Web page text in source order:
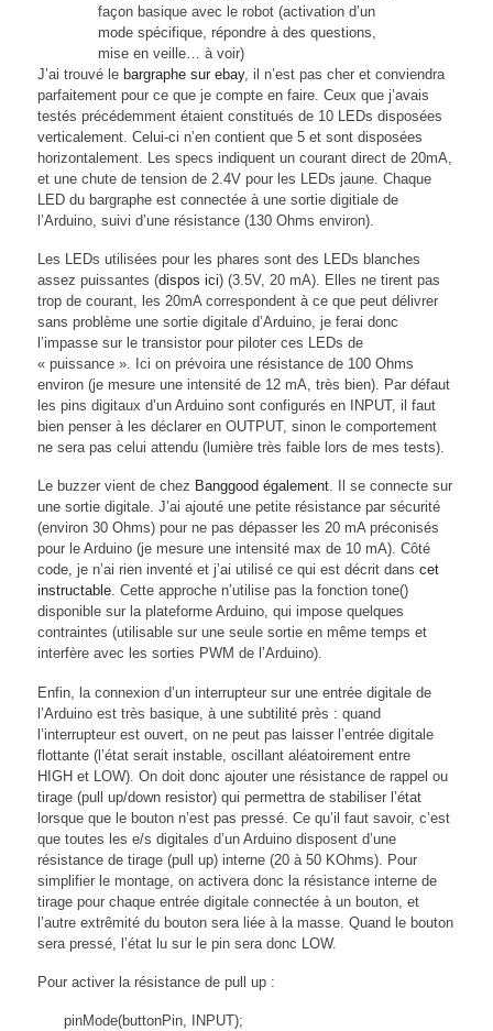
façon basique avec le robot (activation d’un
mode spécifique, répondre à des questions,
mise en veille… à voir)
J’ai trouvé le bargraphe sur ebay, il n’est pas cher et conviendra
parfaitement pour ce que je compte en faire. Ceux que j’avais
testés précédemment étaient constitués de 10 LEDs disposées
verticalement. Celui-ci n’en contient que 5 et sont disposées
horizontalement. Les specs indiquent un courant direct de 20mA,
et une chute de tension de 2.4V pour les LEDs jaune. Chaque
LED du bargraphe est connectée à une sortie digitiale de
l’Arduino, suivi d’une résistance (130 Ohms environ).
Les LEDs utilisées pour les phares sont des LEDs blanches
assez puissantes (dispos ici) (3.5V, 20 mA). Elles ne tirent pas
trop de courant, les 20mA correspondent à ce que peut délivrer
sans problème une sortie digitale d’Arduino, je ferai donc
l’impasse sur le transistor pour piloter ces LEDs de
« puissance ». Ici on prévoira une résistance de 100 Ohms
environ (je mesure une intensité de 12 mA, très bien). Par défaut
les pins digitaux d’un Arduino sont configurés en INPUT, il faut
bien penser à les déclarer en OUTPUT, sinon le comportement
ne sera pas celui attendu (lumière très faible lors de mes tests).
Le buzzer vient de chez Banggood également. Il se connecte sur
une sortie digitale. J’ai ajouté une petite résistance par sécurité
(environ 30 Ohms) pour ne pas dépasser les 20 mA préconisés
pour le Arduino (je mesure une intensité max de 10 mA). Côté
code, je n’ai rien inventé et j’ai utilisé ce qui est décrit dans cet
instructable. Cette approche n’utilise pas la fonction tone()
disponible sur la plateforme Arduino, qui impose quelques
contraintes (utilisable sur une seule sortie en même temps et
interfère avec les sorties PWM de l’Arduino).
Enfin, la connexion d’un interrupteur sur une entrée digitale de
l’Arduino est très basique, à une subtilité près : quand
l’interrupteur est ouvert, on ne peut pas laisser l’entrée digitale
flottante (l’état serait instable, oscillant aléatoirement entre
HIGH et LOW). On doit donc ajouter une résistance de rappel ou
tirage (pull up/down resistor) qui permettra de stabiliser l’état
lorsque que le bouton n’est pas pressé. Ce qu’il faut savoir, c’est
que toutes les e/s digitales d’un Arduino disposent d’une
résistance de tirage (pull up) interne (20 à 50 KOhms). Pour
simplifier le montage, on activera donc la résistance interne de
tirage pour chaque entrée digitale connectée à un bouton, et
l’autre extrêmité du bouton sera liée à la masse. Quand le bouton
sera pressé, l’état lu sur le pin sera donc LOW.
Pour activer la résistance de pull up :
pinMode(buttonPin, INPUT);